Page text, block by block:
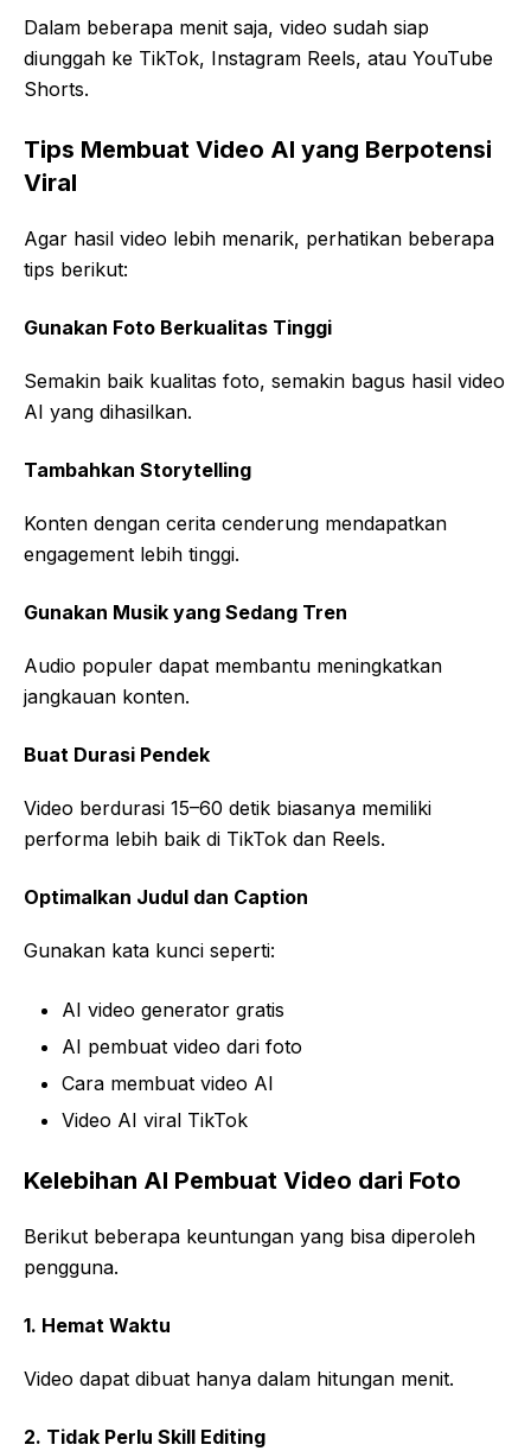
Dalam beberapa menit saja, video sudah siap
diunggah ke TikTok, Instagram Reels, atau YouTube
Shorts.
Tips Membuat Video AI yang Berpotensi
Viral
Agar hasil video lebih menarik, perhatikan beberapa
tips berikut:
Gunakan Foto Berkualitas Tinggi
Semakin baik kualitas foto, semakin bagus hasil video
AI yang dihasilkan.
Tambahkan Storytelling
Konten dengan cerita cenderung mendapatkan
engagement lebih tinggi.
Gunakan Musik yang Sedang Tren
Audio populer dapat membantu meningkatkan
jangkauan konten.
Buat Durasi Pendek
Video berdurasi 15–60 detik biasanya memiliki
performa lebih baik di TikTok dan Reels.
Optimalkan Judul dan Caption
Gunakan kata kunci seperti:
AI video generator gratis
AI pembuat video dari foto
Cara membuat video AI
Video AI viral TikTok
Kelebihan AI Pembuat Video dari Foto
Berikut beberapa keuntungan yang bisa diperoleh
pengguna.
1. Hemat Waktu
Video dapat dibuat hanya dalam hitungan menit.
2. Tidak Perlu Skill Editing